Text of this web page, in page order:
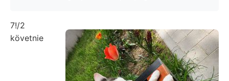
7!/2
követnie